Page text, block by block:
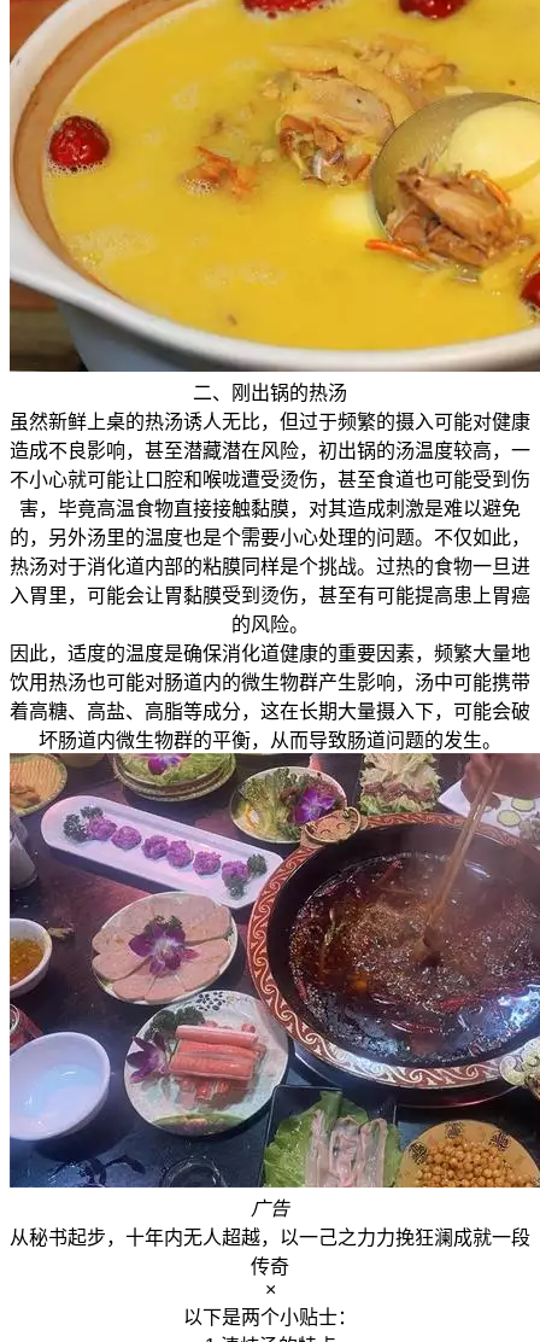
二、刚出锅的热汤
虽然新鲜上桌的热汤诱人无比，但过于频繁的摄入可能对健康
造成不良影响，甚至潜藏潜在风险，初出锅的汤温度较高，一
不小心就可能让口腔和喉咙遭受烫伤，甚至食道也可能受到伤
害，毕竟高温食物直接接触黏膜，对其造成刺激是难以避免
的，另外汤里的温度也是个需要小心处理的问题。不仅如此，
热汤对于消化道内部的粘膜同样是个挑战。过热的食物一旦进
入胃里，可能会让胃黏膜受到烫伤，甚至有可能提高患上胃癌
的风险。
因此，适度的温度是确保消化道健康的重要因素，频繁大量地
饮用热汤也可能对肠道内的微生物群产生影响，汤中可能携带
着高糖、高盐、高脂等成分，这在长期大量摄入下，可能会破
坏肠道内微生物群的平衡，从而导致肠道问题的发生。
广告
从秘书起步，十年内无人超越，以一己之力力挽狂澜成就一段
传奇
×
以下是两个小贴士：